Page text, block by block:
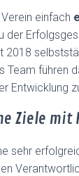
einfach
der
2018
Team führen
Entwicklung
Ziele mit
sehr